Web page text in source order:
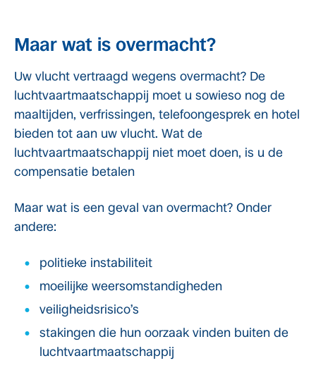
Maar wat is overmacht?
Uw vlucht vertraagd wegens overmacht? De
luchtvaartmaatschappij moet u sowieso nog de
maaltijden, verfrissingen, telefoongesprek en hotel
bieden tot aan uw vlucht. Wat de
luchtvaartmaatschappij niet moet doen, is u de
compensatie betalen
Maar wat is een geval van overmacht? Onder
andere:
politieke instabiliteit
moeilijke weersomstandigheden
veiligheidsrisico’s
stakingen die hun oorzaak vinden buiten de
luchtvaartmaatschappij